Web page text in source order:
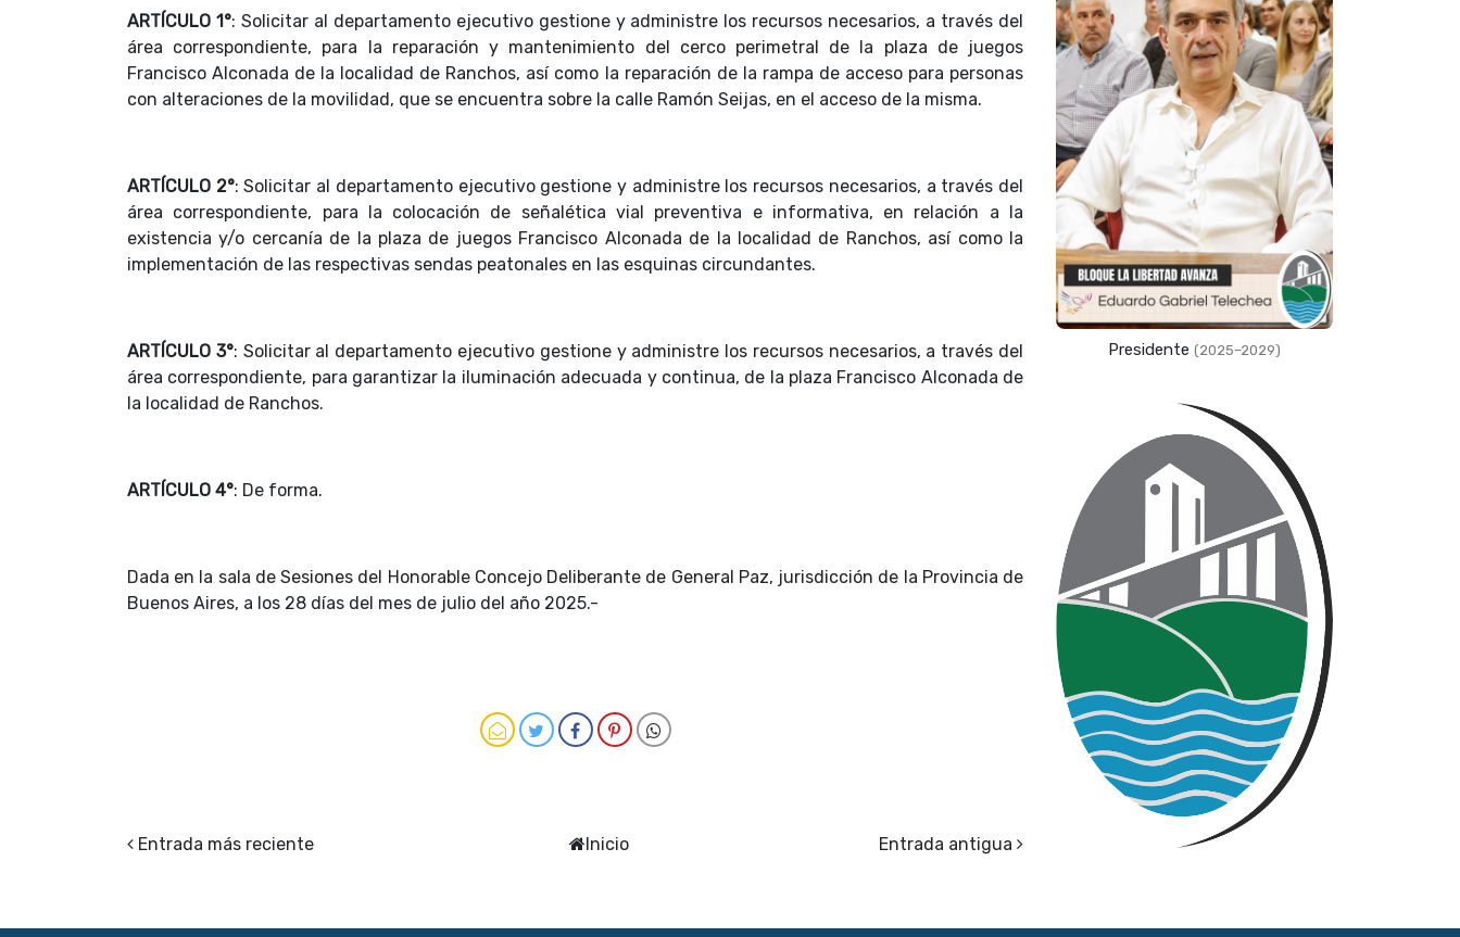
ARTÍCULO 1°: Solicitar al departamento ejecutivo gestione y administre los recursos necesarios, a través del
área correspondiente, para la reparación y mantenimiento del cerco perimetral de la plaza de juegos
Francisco Alconada de la localidad de Ranchos, así como la reparación de la rampa de acceso para personas
con alteraciones de la movilidad, que se encuentra sobre la calle Ramón Seijas, en el acceso de la misma.
ARTÍCULO 2°: Solicitar al departamento ejecutivo gestione y administre los recursos necesarios, a través del
área correspondiente, para la colocación de señalética vial preventiva e informativa, en relación a la
existencia y/o cercanía de la plaza de juegos Francisco Alconada de la localidad de Ranchos, así como la
implementación de las respectivas sendas peatonales en las esquinas circundantes.
ARTÍCULO 3°: Solicitar al departamento ejecutivo gestione y administre los recursos necesarios, a través del
área correspondiente, para garantizar la iluminación adecuada y continua, de la plaza Francisco Alconada de
la localidad de Ranchos.
ARTÍCULO 4°: De forma.
Dada en la sala de Sesiones del Honorable Concejo Deliberante de General Paz, jurisdicción de la Provincia de
Buenos Aires, a los 28 días del mes de julio del año 2025.-
Entrada más reciente Entrada antigua
Inicio
Presidente (2025–2029)